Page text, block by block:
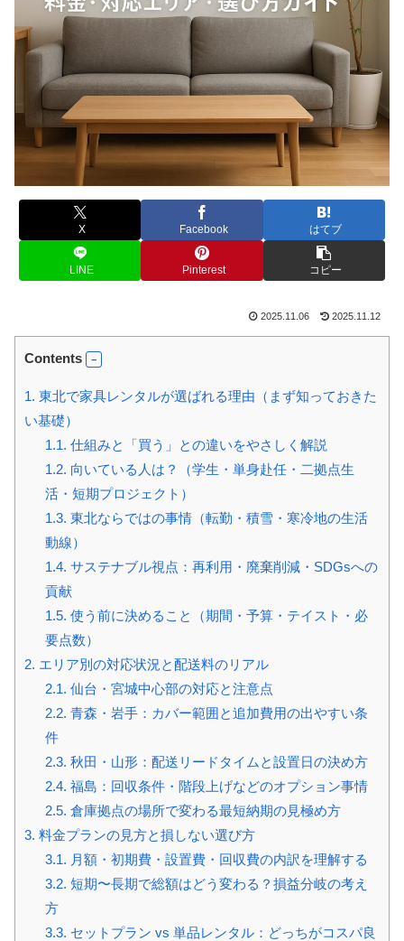
X Facebook はてブ
LINE Pinterest コピー
2025.11.06 2025.11.12
Contents
1. 東北で家具レンタルが選ばれる理由（まず知っておきた
い基礎）
1.1. 仕組みと「買う」との違いをやさしく解説
1.2. 向いている人は？（学生・単身赴任・二拠点生
活・短期プロジェクト）
1.3. 東北ならではの事情（転勤・積雪・寒冷地の生活
動線）
1.4. サステナブル視点：再利用・廃棄削減・SDGsへの
貢献
1.5. 使う前に決めること（期間・予算・テイスト・必
要点数）
2. エリア別の対応状況と配送料のリアル
2.1. 仙台・宮城中心部の対応と注意点
2.2. 青森・岩手：カバー範囲と追加費用の出やすい条
件
2.3. 秋田・山形：配送リードタイムと設置日の決め方
2.4. 福島：回収条件・階段上げなどのオプション事情
2.5. 倉庫拠点の場所で変わる最短納期の見極め方
3. 料金プランの見方と損しない選び方
3.1. 月額・初期費・設置費・回収費の内訳を理解する
3.2. 短期〜長期で総額はどう変わる？損益分岐の考え
方
3.3. セットプラン vs 単品レンタル：どっちがコスパ良